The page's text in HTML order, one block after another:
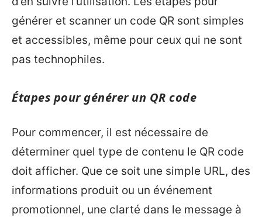
générer et scanner un code QR sont simples
et accessibles, même pour ceux qui ne sont
pas technophiles.
Étapes pour générer un QR code
Pour commencer, il est nécessaire de
déterminer quel type de contenu le QR code
doit afficher. Que ce soit une simple URL, des
informations produit ou un événement
promotionnel, une clarté dans le message à